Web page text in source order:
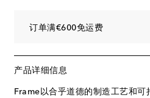
订单满€600免运费
产品详细信息
Frame以合乎道德的制造工艺和可